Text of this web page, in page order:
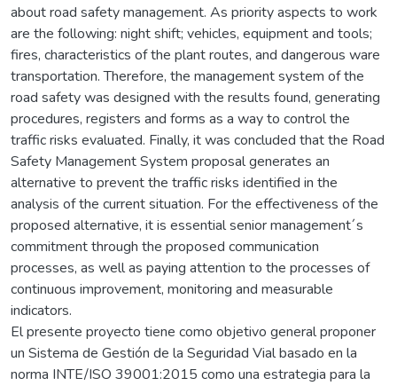
about road safety management. As priority aspects to work
are the following: night shift; vehicles, equipment and tools;
fires, characteristics of the plant routes, and dangerous ware
transportation. Therefore, the management system of the
road safety was designed with the results found, generating
procedures, registers and forms as a way to control the
traffic risks evaluated. Finally, it was concluded that the Road
Safety Management System proposal generates an
alternative to prevent the traffic risks identified in the
analysis of the current situation. For the effectiveness of the
proposed alternative, it is essential senior management´s
commitment through the proposed communication
processes, as well as paying attention to the processes of
continuous improvement, monitoring and measurable
indicators.
El presente proyecto tiene como objetivo general proponer
un Sistema de Gestión de la Seguridad Vial basado en la
norma INTE/ISO 39001:2015 como una estrategia para la